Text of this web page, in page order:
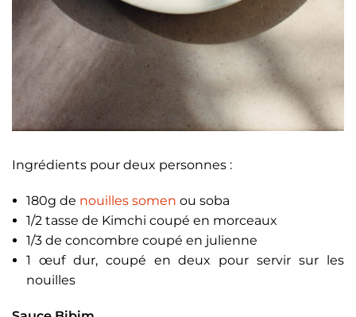
Ingrédients pour deux personnes :
180g de nouilles somen ou soba
1/2 tasse de Kimchi coupé en morceaux
1/3 de concombre coupé en julienne
1 œuf dur, coupé en deux pour servir sur les
nouilles